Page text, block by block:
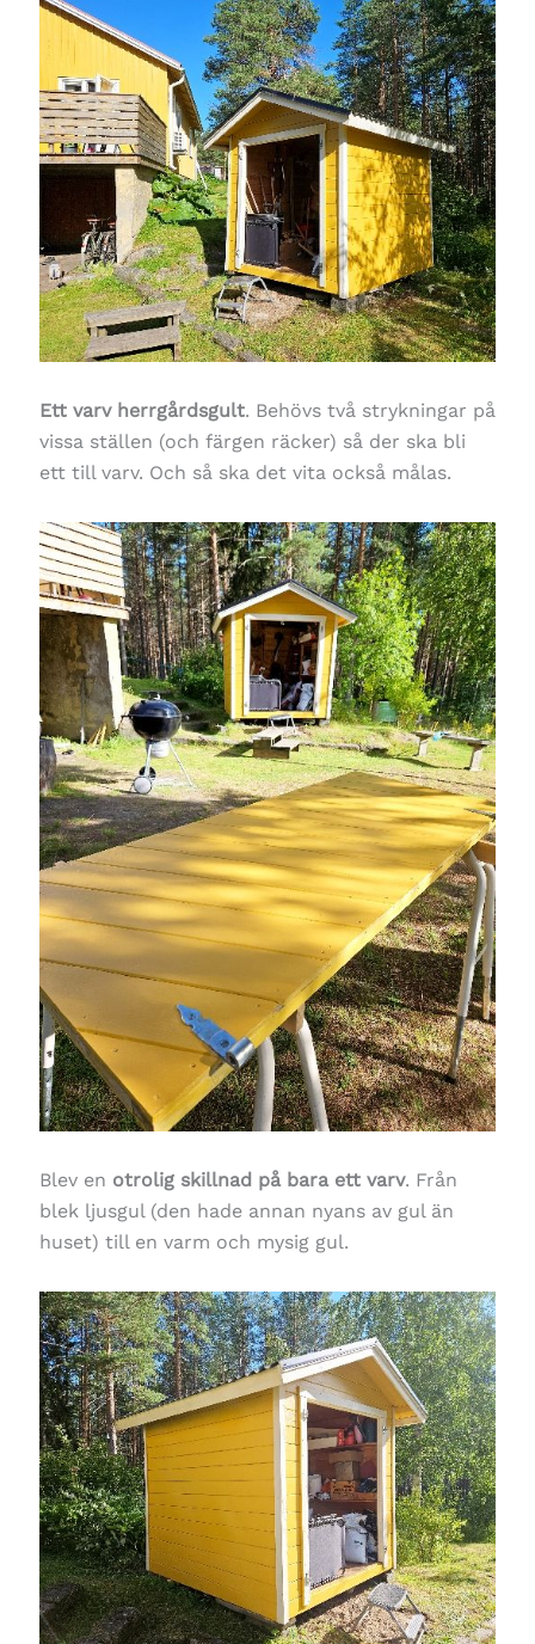
Ett varv herrgårdsgult. Behövs två strykningar på
vissa ställen (och färgen räcker) så der ska bli
ett till varv. Och så ska det vita också målas.
Blev en otrolig skillnad på bara ett varv. Från
blek ljusgul (den hade annan nyans av gul än
huset) till en varm och mysig gul.